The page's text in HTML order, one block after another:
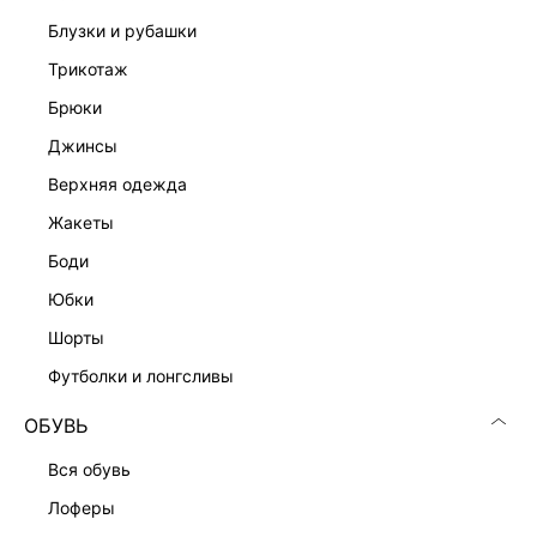
блузки и рубашки
трикотаж
брюки
джинсы
верхняя одежда
жакеты
боди
юбки
шорты
футболки и лонгсливы
ОБУВЬ
вся обувь
лоферы
в AppStore
КЛИЕНТАМ
ЛИЧНЫЙ КАБИНЕТ